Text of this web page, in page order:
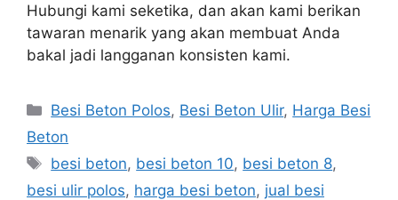
Hubungi kami seketika, dan akan kami berikan
tawaran menarik yang akan membuat Anda
bakal jadi langganan konsisten kami.
Kategori
Besi Beton Polos, Besi Beton Ulir, Harga Besi
Beton
Tag
besi beton, besi beton 10, besi beton 8,
besi ulir polos, harga besi beton, jual besi